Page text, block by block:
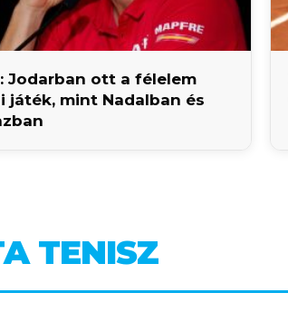
Jodarban ott a félelem
játék, mint Nadalban és
TENISZ